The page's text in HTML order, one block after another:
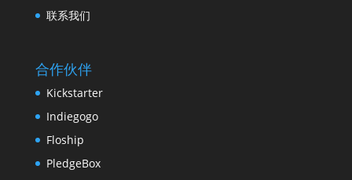
联系我们
合作伙伴
Kickstarter
Indiegogo
Floship
PledgeBox